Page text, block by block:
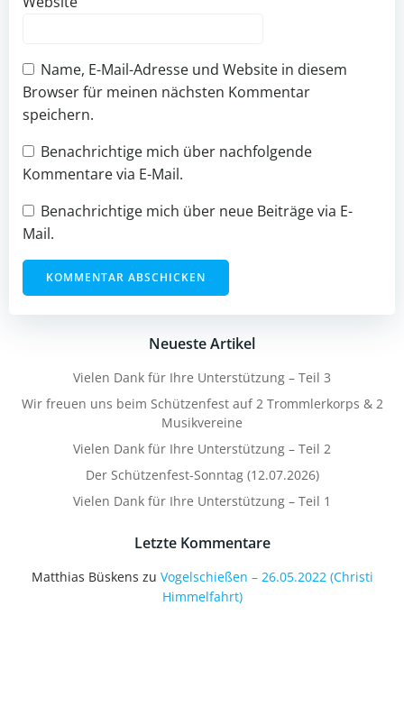
Name, E-Mail-Adresse und Website in diesem
Browser für meinen nächsten Kommentar
speichern.
Benachrichtige mich über nachfolgende
Kommentare via E-Mail.
Benachrichtige mich über neue Beiträge via E-
Mail.
Neueste Artikel
Vielen Dank für Ihre Unterstützung – Teil 3
Wir freuen uns beim Schützenfest auf 2 Trommlerkorps & 2
Musikvereine
Vielen Dank für Ihre Unterstützung – Teil 2
Der Schützenfest-Sonntag (12.07.2026)
Vielen Dank für Ihre Unterstützung – Teil 1
Letzte Kommentare
Matthias Büskens zu Vogelschießen – 26.05.2022 (Christi
Himmelfahrt)